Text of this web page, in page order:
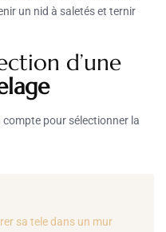
un nid à saletés et ternir
d’une
pour sélectionner la
sa tele dans un mur